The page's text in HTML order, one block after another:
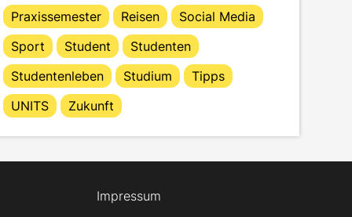
Praxissemester
Reisen
Social Media
Sport
Student
Studenten
Studentenleben
Studium
Tipps
UNITS
Zukunft
Impressum